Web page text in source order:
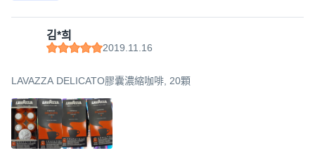
김*희
2019.11.16
LAVAZZA DELICATO膠囊濃縮咖啡, 20顆